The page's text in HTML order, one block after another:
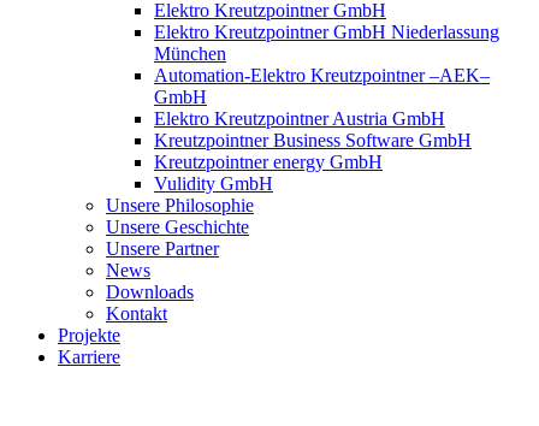
Elektro Kreutzpointner GmbH
Elektro Kreutzpointner GmbH Niederlassung
München
Automation-Elektro Kreutzpointner –AEK–
GmbH
Elektro Kreutzpointner Austria GmbH
Kreutzpointner Business Software GmbH
Kreutzpointner energy GmbH
Vulidity GmbH
Unsere Philosophie
Unsere Geschichte
Unsere Partner
News
Downloads
Kontakt
Projekte
Karriere